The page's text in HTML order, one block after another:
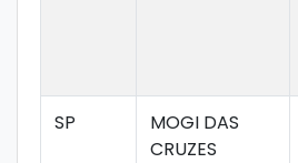
SP
MOGI DAS
CRUZES